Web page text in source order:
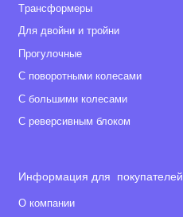
Tрансформеры
Для двойни и тройни
Прогулочные
С поворотными колесами
С большими колесами
С реверсивным блоком
Информация для покупателей
О компании